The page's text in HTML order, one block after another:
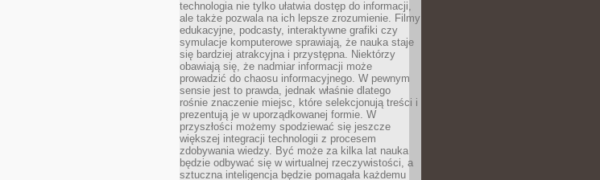
technologia nie tylko ułatwia dostęp do informacji,
ale także pozwala na ich lepsze zrozumienie. Filmy
edukacyjne, podcasty, interaktywne grafiki czy
symulacje komputerowe sprawiają, że nauka staje
się bardziej atrakcyjna i przystępna. Niektórzy
obawiają się, że nadmiar informacji może
prowadzić do chaosu informacyjnego. W pewnym
sensie jest to prawda, jednak właśnie dlatego
rośnie znaczenie miejsc, które selekcjonują treści i
prezentują je w uporządkowanej formie. W
przyszłości możemy spodziewać się jeszcze
większej integracji technologii z procesem
zdobywania wiedzy. Być może za kilka lat nauka
będzie odbywać się w wirtualnej rzeczywistości, a
sztuczna inteligencja będzie pomagała każdemu